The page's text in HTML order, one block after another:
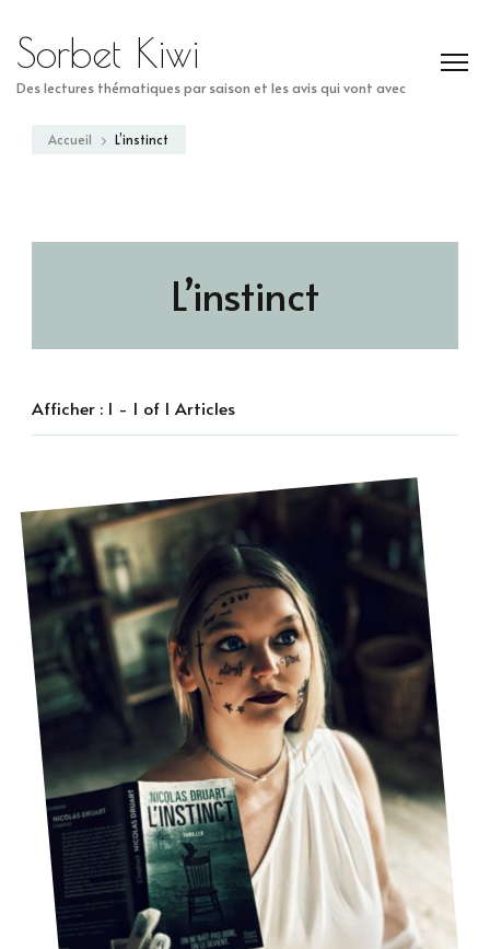
Sorbet Kiwi
Des lectures thématiques par saison et les avis qui vont avec
Accueil L’instinct
L’instinct
Afficher : 1 - 1 of 1 Articles